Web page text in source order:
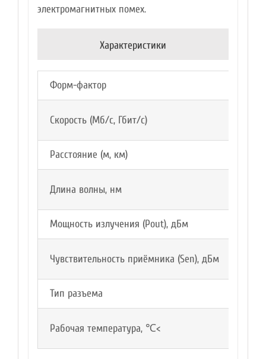
электромагнитных помех.
Характеристики
Форм-фактор
Скорость (Мб/с, Гбит/с)
Расстояние (м, км)
Длина волны, нм
Мощность излучения (Pout), дБм
Чувствительность приёмника (Sen), дБм
Тип разъема
Рабочая температура, ℃<